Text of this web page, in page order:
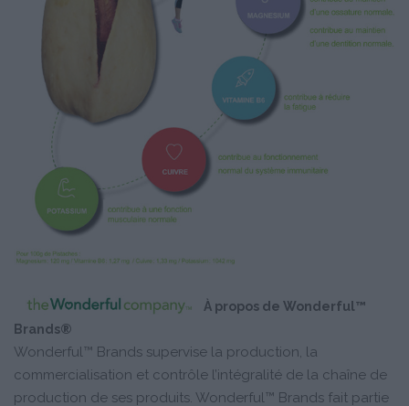
À propos de Wonderful™
Brands®
Wonderful™ Brands supervise la production, la
commercialisation et contrôle l’intégralité de la chaîne de
production de ses produits. Wonderful™ Brands fait partie